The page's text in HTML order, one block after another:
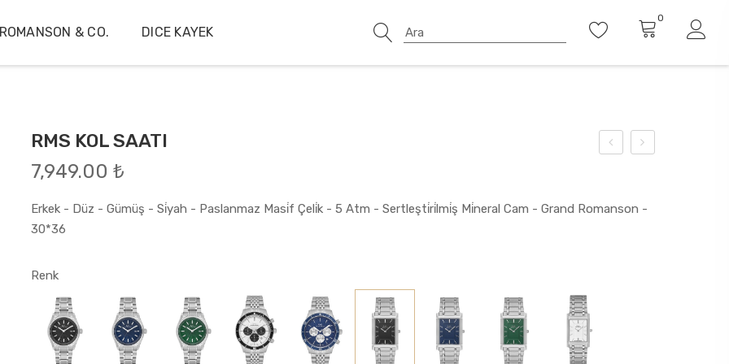
& CO. DICE KAYEK
0
RMS KOL SAATI
7,949.00 ₺
Erkek - Düz - Gümüş - Si̇yah - Paslanmaz Masi̇f Çeli̇k - 5 Atm - Sertleşti̇ri̇lmi̇ş Mi̇neral Cam - Grand Romanson -
30*36
Renk